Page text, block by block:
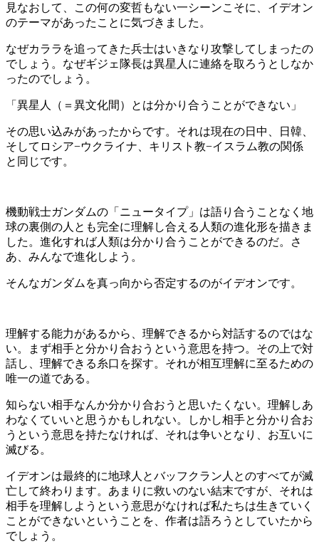
見なおして、この何の変哲もない一シーンこそに、イデオン
のテーマがあったことに気づきました。
なぜカララを追ってきた兵士はいきなり攻撃してしまったの
でしょう。なぜギジェ隊長は異星人に連絡を取ろうとしなか
ったのでしょう。
「異星人（＝異文化間）とは分かり合うことができない」
その思い込みがあったからです。それは現在の日中、日韓、
そしてロシア−ウクライナ、キリスト教−イスラム教の関係
と同じです。
機動戦士ガンダムの「ニュータイプ」は語り合うことなく地
球の裏側の人とも完全に理解し合える人類の進化形を描きま
した。進化すれば人類は分かり合うことができるのだ。さ
あ、みんなで進化しよう。
そんなガンダムを真っ向から否定するのがイデオンです。
理解する能力があるから、理解できるから対話するのではな
い。まず相手と分かり合おうという意思を持つ。その上で対
話し、理解できる糸口を探す。それが相互理解に至るための
唯一の道である。
知らない相手なんか分かり合おうと思いたくない。理解しあ
わなくていいと思うかもしれない。しかし相手と分かり合お
うという意思を持たなければ、それは争いとなり、お互いに
滅びる。
イデオンは最終的に地球人とバッフクラン人とのすべてが滅
亡して終わります。あまりに救いのない結末ですが、それは
相手を理解しようという意思がなければ私たちは生きていく
ことができないということを、作者は語ろうとしていたから
でしょう。